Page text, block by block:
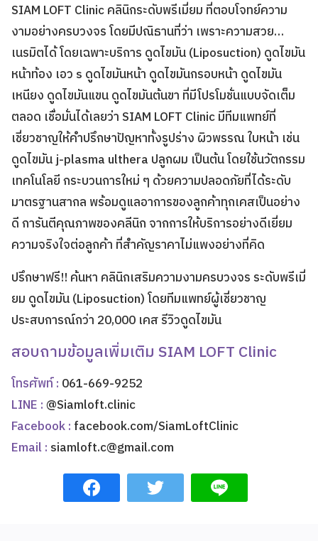
SIAM LOFT Clinic คลินิกระดับพรีเมี่ยม ที่ตอบโจทย์ความ
งามอย่างครบวงจร โดยมีปณิธานที่ว่า เพราะความสวย…
เนรมิตได้ โดยเฉพาะบริการ ดูดไขมัน(Liposuction) ดูดไขมัน
หน้าท้อง เอว s ดูดไขมันหน้า ดูดไขมันกรอบหน้า ดูดไขมัน
เหนียง ดูดไขมันแขนดูดไขมันต้นขา ที่มีโปรโมชั่นแบบจัดเต็ม
ตลอด เชื่อมั่นได้เลยว่า SIAM LOFT Clinic มีทีมแพทย์ที่
เชี่ยวชาญให้คำปรึกษาปัญหาทั้งรูปร่าง ผิวพรรณ ใบหน้า เช่น
ดูดไขมันj-plasma ulthera ปลูกผม เป็นต้น โดยใช้นวัตกรรม
เทคโนโลยี กระบวนการใหม่ ๆ ด้วยความปลอดภัยที่ได้ระดับ
มาตรฐานสากล พร้อมดูแลอาการของลูกค้าทุกเคสเป็นอย่าง
ดี การันตีคุณภาพของคลีนิก จากการให้บริการอย่างดีเยี่ยม
ความจริงใจต่อลูกค้า ที่สำคัญราคาไม่แพงอย่างที่คิด
ปรึกษาฟรี!! ค้นหา คลินิกเสริมความงามครบวงจร ระดับพรีเมี่
ยม ดูดไขมัน(Liposuction) โดยทีมแพทย์ผู้เชี่ยวชาญ
ประสบการณ์กว่า 20,000 เคส รีวิวดูดไขมัน
สอบถามข้อมูลเพิ่มเติม SIAM LOFT Clinic
โทรศัพท์ : 061-669-9252
LINE :@Siamloft.clinic
Facebook : facebook.com/SiamLoftClinic
Email : siamloft.c@gmail.com